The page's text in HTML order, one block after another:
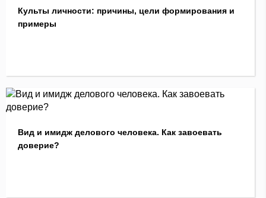
Культы личности: причины, цели формирования и
примеры
Вид и имидж делового человека. Как завоевать
доверие?